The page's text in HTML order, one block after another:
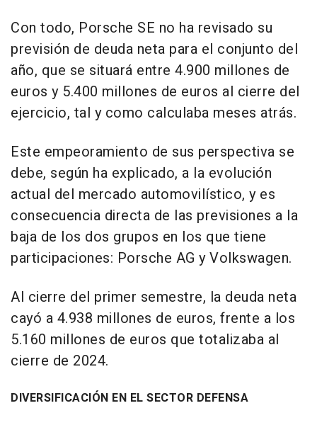
Con todo, Porsche SE no ha revisado su
previsión de deuda neta para el conjunto del
año, que se situará entre 4.900 millones de
euros y 5.400 millones de euros al cierre del
ejercicio, tal y como calculaba meses atrás.
Este empeoramiento de sus perspectiva se
debe, según ha explicado, a la evolución
actual del mercado automovilístico, y es
consecuencia directa de las previsiones a la
baja de los dos grupos en los que tiene
participaciones: Porsche AG y Volkswagen.
Al cierre del primer semestre, la deuda neta
cayó a 4.938 millones de euros, frente a los
5.160 millones de euros que totalizaba al
cierre de 2024.
DIVERSIFICACIÓN EN EL SECTOR DEFENSA